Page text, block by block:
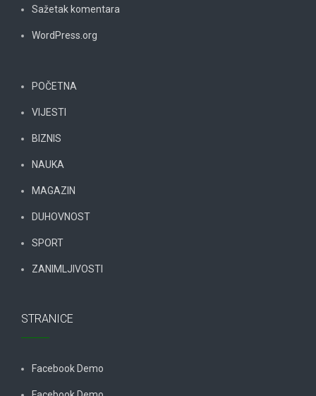
Sažetak komentara
WordPress.org
POČETNA
VIJESTI
BIZNIS
NAUKA
MAGAZIN
DUHOVNOST
SPORT
ZANIMLJIVOSTI
STRANICE
Facebook Demo